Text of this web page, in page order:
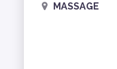
MASSAGE